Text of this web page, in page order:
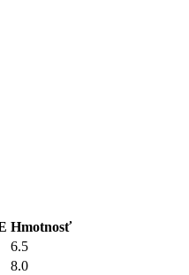
Hmotnosť
6.5
8.0